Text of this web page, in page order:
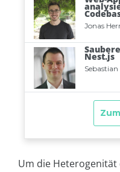
Um die Heterogenität